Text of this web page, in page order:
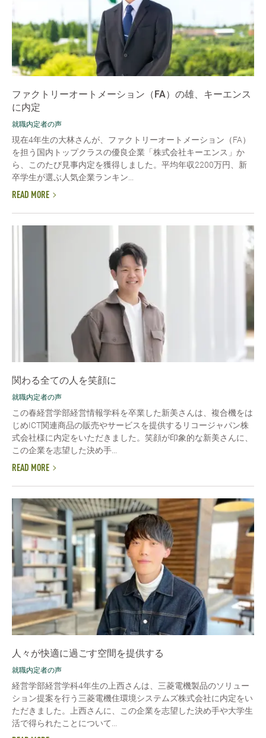
ファクトリーオートメーション（FA）の雄、キーエンス
に内定
就職内定者の声
現在4年生の大林さんが、ファクトリーオートメーション（FA）
を担う国内トップクラスの優良企業「株式会社キーエンス」か
ら、このたび見事内定を獲得しました。平均年収2200万円、新
卒学生が選ぶ人気企業ランキン...
READ MORE
関わる全ての人を笑顔に
就職内定者の声
この春経営学部経営情報学科を卒業した新美さんは、複合機をは
じめICT関連商品の販売やサービスを提供するリコージャパン株
式会社様に内定をいただきました。笑顔が印象的な新美さんに、
この企業を志望した決め手...
READ MORE
人々が快適に過ごす空間を提供する
就職内定者の声
経営学部経営学科4年生の上西さんは、三菱電機製品のソリュー
ション提案を行う三菱電機住環境システムズ株式会社に内定をい
ただきました。上西さんに、この企業を志望した決め手や大学生
活で得られたことについて...